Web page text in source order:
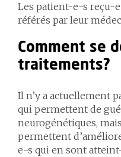
Les patient-e-s reçu-
référés par leur
Comment se
traitements?
Il n’y a actuellement
qui permettent de
neurogénétiques,
permettent
e-s qui en sont